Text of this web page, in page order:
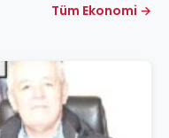
Tüm Ekonomi →